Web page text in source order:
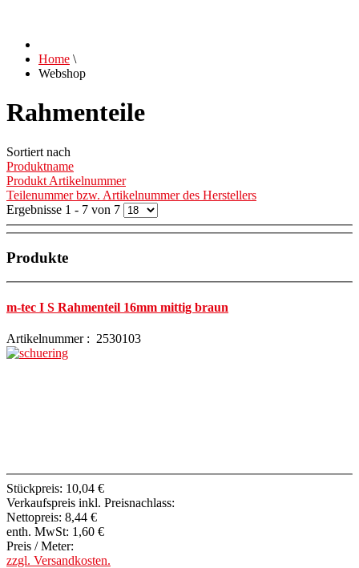
Home \
Webshop
Rahmenteile
Sortiert nach
Produktname
Produkt Artikelnummer
Teilenummer bzw. Artikelnummer des Herstellers
Ergebnisse 1 - 7 von 7
Produkte
m-tec I S Rahmenteil 16mm mittig braun
Artikelnummer : 2530103
Stückpreis: 10,04 €
Verkaufspreis inkl. Preisnachlass:
Nettopreis: 8,44 €
enth. MwSt: 1,60 €
Preis / Meter:
zzgl. Versandkosten.